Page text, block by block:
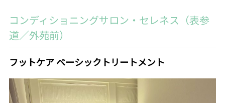
コンディショニングサロン・セレネス（表参
道／外苑前）
フットケア ベーシックトリートメント